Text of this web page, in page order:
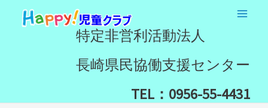
特定非営利活動法人
長崎県民協働支援センター
TEL：0956-55-4431
検
索